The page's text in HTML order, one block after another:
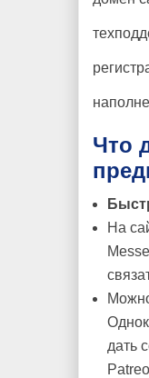
Что
На
дать